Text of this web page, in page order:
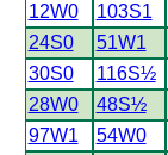
12W0
103S1
24S0
51W1
30S0
116S½
28W0
48S½
97W1
54W0